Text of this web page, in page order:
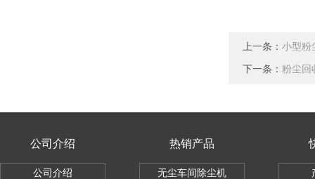
上一条： 小型粉
下一条： 粉尘回
公司介绍
公司介绍
热销产品
无尘车间除尘机